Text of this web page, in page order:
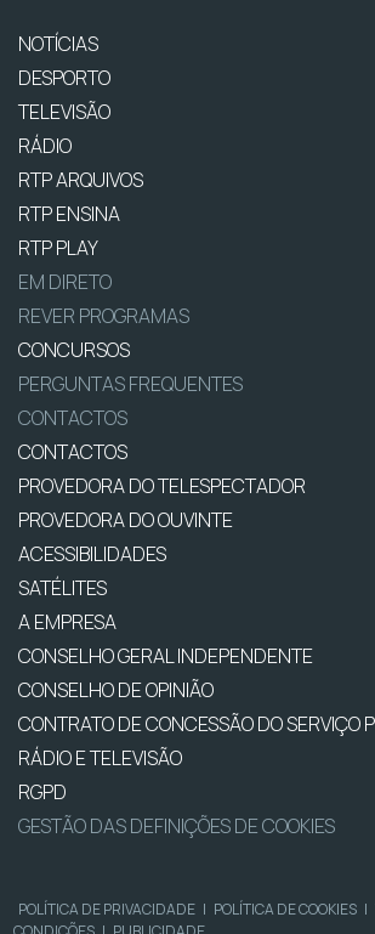
NOTÍCIAS
DESPORTO
TELEVISÃO
RÁDIO
RTP ARQUIVOS
RTP ENSINA
RTP PLAY
EM DIRETO
REVER PROGRAMAS
CONCURSOS
PERGUNTAS FREQUENTES
CONTACTOS
CONTACTOS
PROVEDORA DO TELESPECTADOR
PROVEDORA DO OUVINTE
ACESSIBILIDADES
SATÉLITES
A EMPRESA
CONSELHO GERAL INDEPENDENTE
CONSELHO DE OPINIÃO
CONTRATO DE CONCESSÃO DO SERVIÇO
RÁDIO E TELEVISÃO
RGPD
GESTÃO DAS DEFINIÇÕES DE COOKIES
POLÍTICA DE PRIVACIDADE | POLÍTICA DE COOKIES |